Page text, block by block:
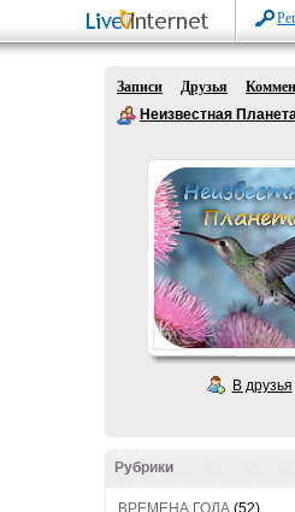
Записи Друзья
Неизвестная
В друзья
Рубрики
ВРЕМЕНА ГОДА (52)